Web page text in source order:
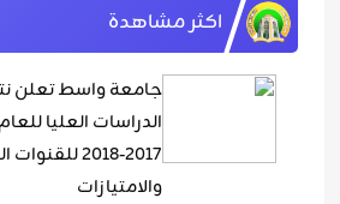
اكثر مشاهدة
جامعة واسط تعلن
الدراسات العليا
٢٠١٧-٢٠١٨
والامتيازات